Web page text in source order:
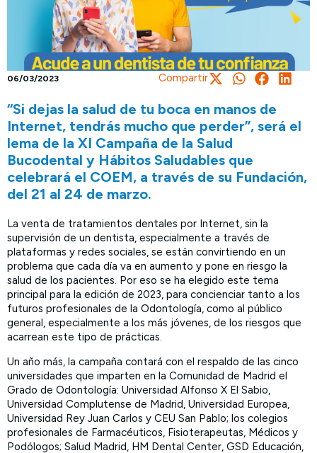
06/03/2023 Compartir
“Si dejas la salud de tu boca en manos de
Internet, tendrás mucho que perder”, será el
lema de la XI Campaña de la Salud
Bucodental y Hábitos Saludables que
celebrará el COEM, a través de su Fundación,
del 21 al 24 de marzo.
La venta de tratamientos dentales por Internet, sin la
supervisión de un dentista, especialmente a través de
plataformas y redes sociales, se están convirtiendo en un
problema que cada día va en aumento y pone en riesgo la
salud de los pacientes. Por eso se ha elegido este tema
principal para la edición de 2023, para concienciar tanto a los
futuros profesionales de la Odontología, como al público
general, especialmente a los más jóvenes, de los riesgos que
acarrean este tipo de prácticas.
Un año más, la campaña contará con el respaldo de las cinco
universidades que imparten en la Comunidad de Madrid el
Grado de Odontología: Universidad Alfonso X El Sabio,
Universidad Complutense de Madrid, Universidad Europea,
Universidad Rey Juan Carlos y CEU San Pablo; los colegios
profesionales de Farmacéuticos, Fisioterapeutas, Médicos y
Podólogos; Salud Madrid, HM Dental Center, GSD Educación,